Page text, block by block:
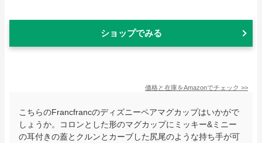
ショップでみる
価格と在庫をAmazonでチェック >>
こちらのFrancfrancのディズニーペアマグカップはいかがで
しょうか。コロンとした形のマグカップにミッキー&ミニー
の耳付きの蓋とクルンとカーブした尻尾のような持ち手が可